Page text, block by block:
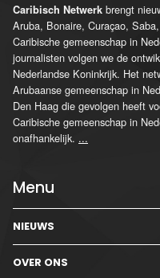
Caribisch Netwerk brengt
Aruba, Bonaire, Curaçao,
Caribische gemeenschap in
journalisten volgen we de
Nederlandse Koninkrijk. Het
Arubaanse gemeenschap in
Den Haag die gevolgen heeft
Caribische gemeenschap in
onafhankelijk. ...
Menu
NIEUWS
OVER ONS